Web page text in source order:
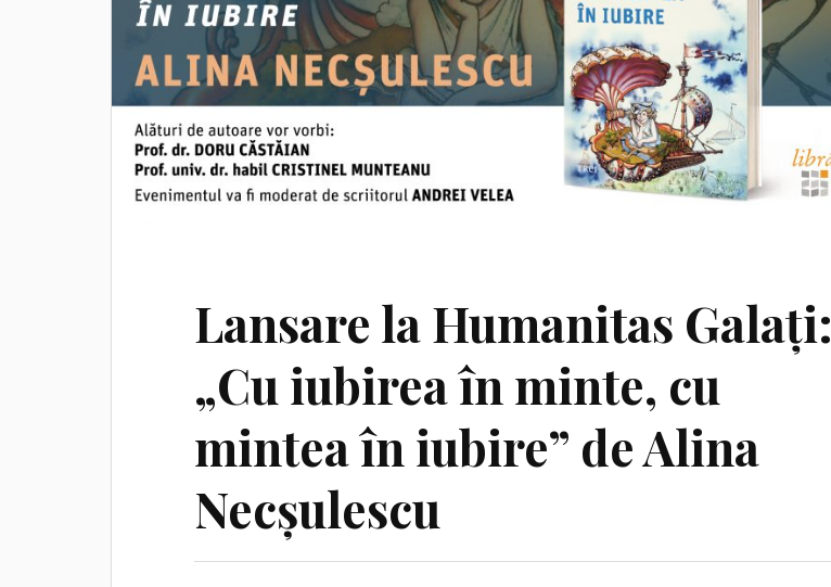
Lansare la Humanitas Galați:
„Cu iubirea în minte, cu
mintea în iubire” de Alina
Necșulescu